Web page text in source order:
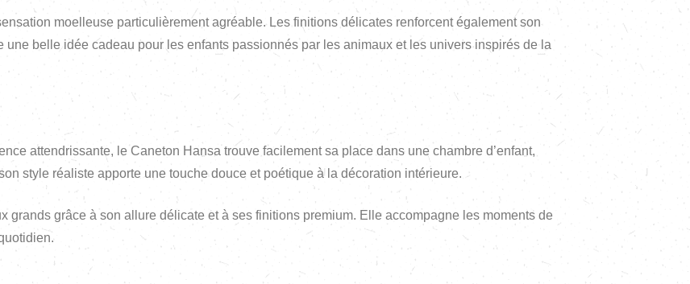
moelleuse particulièrement agréable. Les finitions délicates renforcent également son
belle idée cadeau pour les enfants passionnés par les animaux et les univers inspirés de la
attendrissante, le Caneton Hansa trouve facilement sa place dans une chambre d’enfant,
style réaliste apporte une touche douce et poétique à la décoration intérieure.
grands grâce à son allure délicate et à ses finitions premium. Elle accompagne les moments de